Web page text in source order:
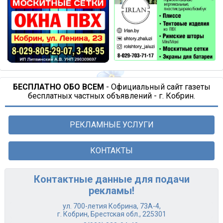
БЕСПЛАТНО ОБО ВСЕМ - Официальный сайт газеты
бесплатных частных объявлений - г. Кобрин.
РЕКЛАМНЫЕ УСЛУГИ
КОНТАКТЫ
Контактные данные для подачи
рекламы!
ул. 700-летия Кобрина, 73А-4,
г. Кобрин, Брестская обл., 225301